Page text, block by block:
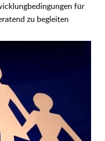
für
zu begleiten